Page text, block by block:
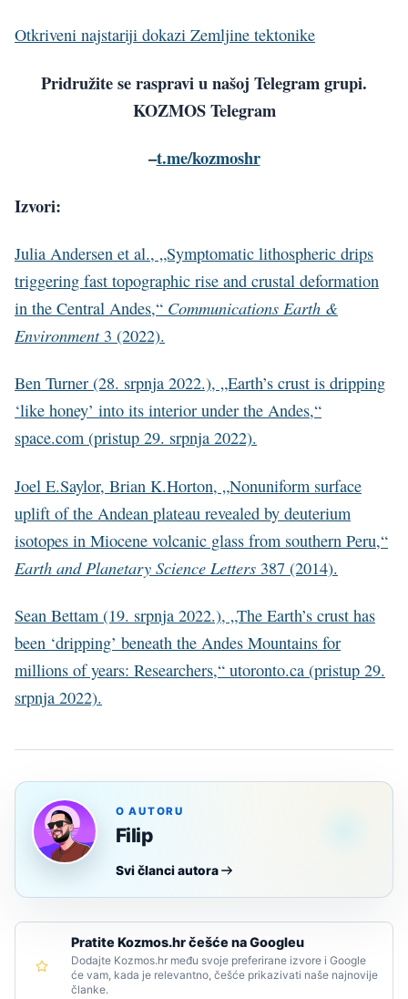
Otkriveni najstariji dokazi Zemljine tektonike
Pridružite se raspravi u našoj Telegram grupi.
KOZMOS Telegram
–t.me/kozmoshr
Izvori:
Julia Andersen et al., „Symptomatic lithospheric drips
triggering fast topographic rise and crustal deformation
in the Central Andes,“ Communications Earth &
Environment 3 (2022).
Ben Turner (28. srpnja 2022.), „Earth’s crust is dripping
‘like honey’ into its interior under the Andes,“
space.com (pristup 29. srpnja 2022).
Joel E.Saylor, Brian K.Horton, „Nonuniform surface
uplift of the Andean plateau revealed by deuterium
isotopes in Miocene volcanic glass from southern Peru,“
Earth and Planetary Science Letters 387 (2014).
Sean Bettam (19. srpnja 2022.), „The Earth’s crust has
been ‘dripping’ beneath the Andes Mountains for
millions of years: Researchers,“ utoronto.ca (pristup 29.
srpnja 2022).
O AUTORU
Filip
Svi članci autora
Pratite Kozmos.hr češće na Googleu
Dodajte Kozmos.hr među svoje preferirane izvore i Google
će vam, kada je relevantno, češće prikazivati naše najnovije
članke.